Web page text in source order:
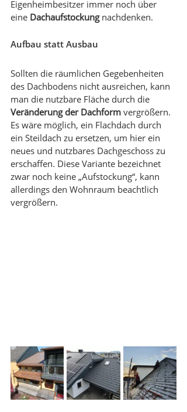
Eigenheimbesitzer immer noch über
eine Dachaufstockung nachdenken.
Aufbau statt Ausbau
Sollten die räumlichen Gegebenheiten
des Dachbodens nicht ausreichen, kann
man die nutzbare Fläche durch die
Veränderung der Dachform vergrößern.
Es wäre möglich, ein Flachdach durch
ein Steildach zu ersetzen, um hier ein
neues und nutzbares Dachgeschoss zu
erschaffen. Diese Variante bezeichnet
zwar noch keine „Aufstockung“, kann
allerdings den Wohnraum beachtlich
vergrößern.